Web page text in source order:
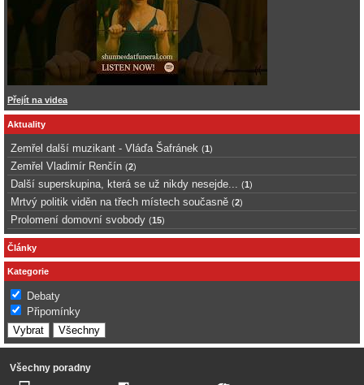
Přejít na videa
Aktuality
Zemřel další muzikant - Vláďa Šafránek (1)
Zemřel Vladimír Renčín (2)
Další superskupina, která se už nikdy nesejde... (1)
Mrtvý politik viděn na třech místech současně (2)
Prolomení domovní svobody (15)
Články
Kategorie
Debaty
Připomínky
Všechny poradny